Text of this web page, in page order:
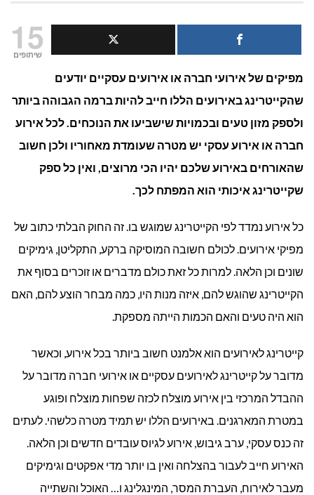
לבחור
15
שיתופים
מפיקים של אירועי חברה או אירועים עסקיים יודעים
שהקייטרינג באירועים הללו חייב להיות ברמה הגבוהה ביותר
ולספק מזון טעים ובכמויות שישביעו את הנוכחים. לכל אירוע
חברה או אירוע עסקי יש מטרה שעומדת מאחוריו ולכן חשוב
שהאורחים באירוע שלכם יהיו הכי מרוצים, ואין כל ספק
שקייטרינג איכותי הוא המפתח לכך.
כל אירוע נמדד לפי הקייטרינג שמוגש בו. זה החוק הבלתי כתוב של
מפיקי אירועים. לכולם חשובה המוסיקה ברקע, התקליטן, גימיקים
שונים וכן הלאה. למרות כל זאת כולם מדברים או זוכרים בסוף את
הקייטרינג שהוגש להם, איזה מנות היו, כמה מבחר הוצע להם, האם
הוא היה טעים והאם הכמות הייתה מספקת.
קייטרינג לאירועים הוא אלמנט חשוב ביותר בכל אירוע, וכאשר
מדובר על קייטרינג לאירועים עסקיים או אירועי חברה מדובר על
ההבדל המרכזי בין אירוע מוצלח לכזה שפחות מוצלח ופוגע
במטרת המארגנים. באירועים הללו יש תמיד מטרה כלשהי. לעתים
זה כנס עסקי, ערב גיבוש, אירוע לגיוס עובדים חדשים וכן הלאה.
האירוע חייב לעבור בהצלחה ואין בו יותר מדי אפקטים וגימיקים
מעבר לאירוח, העברת המסר, המינגלינג ו… האוכל והשתייה